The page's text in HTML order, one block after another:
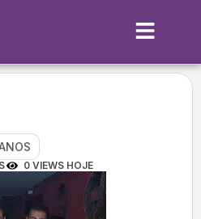
0 VIEWS HOJE